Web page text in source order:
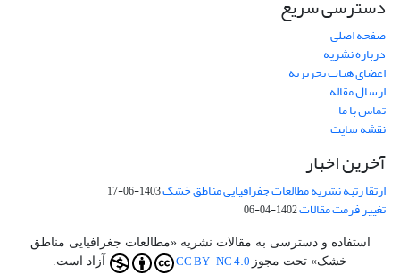
دسترسی سریع
صفحه اصلی
درباره نشریه
اعضای هیات تحریریه
ارسال مقاله
تماس با ما
نقشه سایت
آخرین اخبار
ارتقا رتبه نشریه مطالعات جفرافیایی مناطق خشک1403-06-17
تغییر فرمت مقالات1402-04-06
استفاده و دسترسی به مقالات نشریه «مطالعات جغرافیایی مناطق
خشک» تحت مجوز CC BY-NC 4.0 آزاد است.